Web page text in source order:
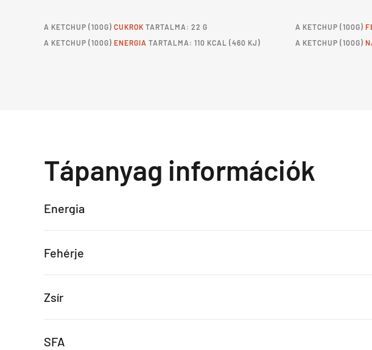
A KETCHUP (100G) CUKROK TARTALMA: 22 G
A KETCHUP (100G) ENERGIA TARTALMA: 110 KCAL (460 KJ)
A KETCHUP (100G)
A KETCHUP (100G)
Tápanyag információk
Energia
Fehérje
Zsír
SFA